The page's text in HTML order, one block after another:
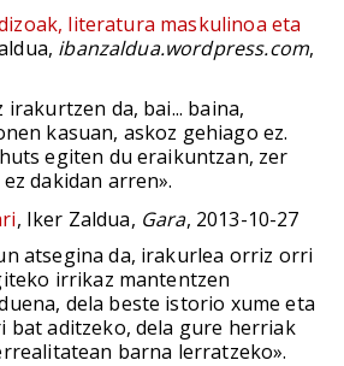
literatura maskulinoa eta
ibanzaldua.wordpress.com,
irakurtzen da, bai... baina,
kasuan, askoz gehiago ez.
egiten du eraikuntzan, zer
dakidan arren».
, Iker Zaldua, Gara, 2013-10-27
atsegina da, irakurlea orriz orri
irrikaz mantentzen
dela beste istorio xume eta
bat aditzeko, dela gure herriak
barna lerratzeko».